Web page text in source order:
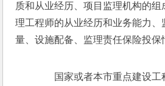
质和从业经历、项目监理机构的
理工程师的从业经历和业务能力、
量、设施配备、监理责任保险投保
国家或者本市重点建设工